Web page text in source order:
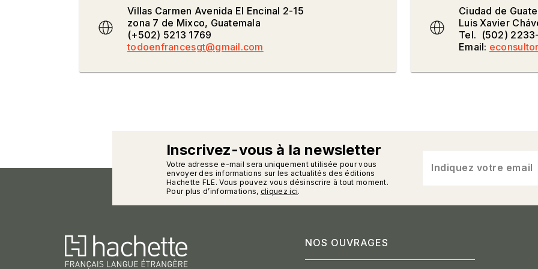
Villas Carmen Avenida El Encinal 2-15
zona 7 de Mixco, Guatemala
(+502) 5213 1769
todoenfrancesgt@gmail.com
Ciudad de
Luis Xavier
Tel. (502)
Email:
calmann_enveloppe
Inscrivez-vous à la newsletter
Votre adresse e-mail sera uniquement utilisée pour vous
envoyer des informations sur les actualités des éditions
Hachette FLE. Vous pouvez vous désinscrire à tout moment.
Pour plus d’informations, cliquez ici.
Indiquez votre email
NOS OUVRAGES